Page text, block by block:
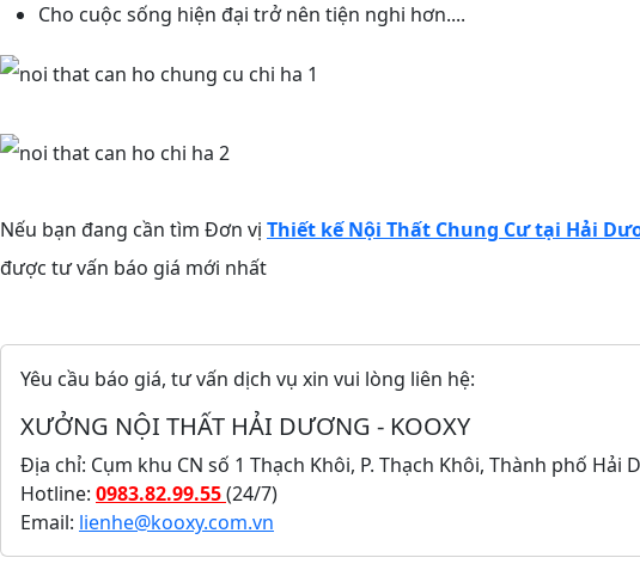
Cho cuộc sống hiện đại trở nên tiện nghi hơn....
Nếu bạn đang cần tìm Đơn vị Thiết kế Nội Thất Chung Cư tại Hải
được tư vấn báo giá mới nhất
Yêu cầu báo giá, tư vấn dịch vụ xin vui lòng liên hệ:
XƯỞNG NỘI THẤT HẢI DƯƠNG - KOOXY
Địa chỉ: Cụm khu CN số 1 Thạch Khôi, P. Thạch Khôi, Thành phố Hải
Hotline: 0983.82.99.55(24/7)
Email: lienhe@kooxy.com.vn